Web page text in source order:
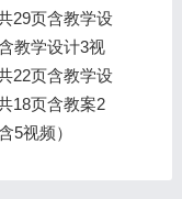
29页含教学设
教学设计3视
22页含教学设
18页含教案2
5视频）